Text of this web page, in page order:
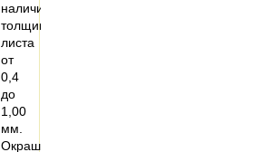
наличии,
толщина
листа
от
0,4
до
1,00
мм.
Окрашивание